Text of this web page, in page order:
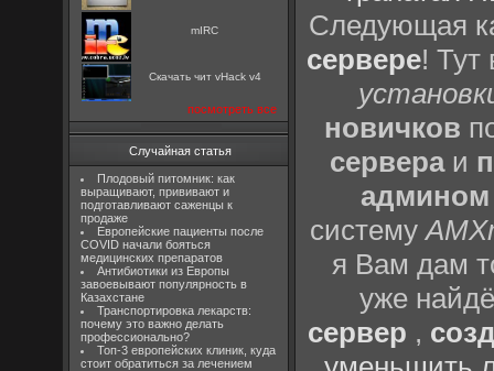
mIRC
Скачать чит vHack v4
посмотреть все
Случайная статья
Плодовый питомник: как
выращивают, прививают и
подготавливают саженцы к
продаже
Европейские пациенты после
COVID начали бояться
медицинских препаратов
Антибиотики из Европы
завоевывают популярность в
Казахстане
Транспортировка лекарств:
почему это важно делать
профессионально?
Топ-3 европейских клиник, куда
стоит обратиться за лечением
Следующая
сервере! Тут
новичков
сервераи
админом
систему
я Вам дам
уже
сервер ,